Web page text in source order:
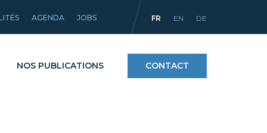
AGENDA JOBS FR EN DE
NOS PUBLICATIONS CONTACT